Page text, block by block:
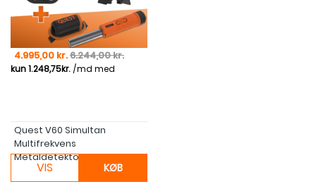
Pris
4.995,00 kr.Normal pris
6.244,00 kr.
Quest V60 Simultan
Multifrekvens
Metaldetektor Inkl....
VIS KØB